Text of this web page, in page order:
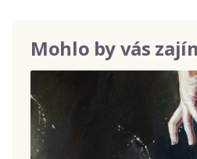
Mohlo by vás